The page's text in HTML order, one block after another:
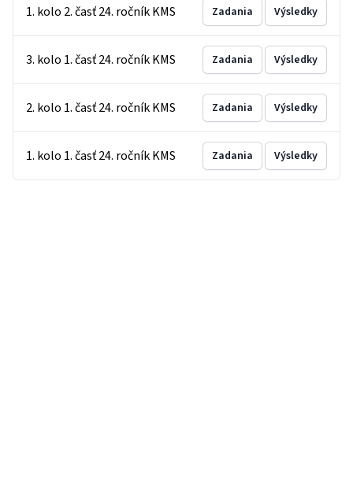
1. kolo 2. časť 24. ročník KMS Zadania Výsledky
3. kolo 1. časť 24. ročník KMS Zadania Výsledky
2. kolo 1. časť 24. ročník KMS Zadania Výsledky
1. kolo 1. časť 24. ročník KMS Zadania Výsledky